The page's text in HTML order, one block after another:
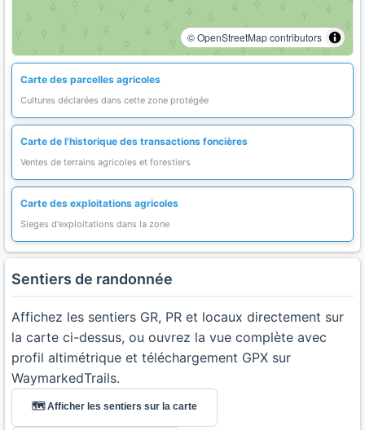
© OpenStreetMap contributors
Carte des parcelles agricoles
Cultures déclarées dans cette zone protégée
Carte de l'historique des transactions foncières
Ventes de terrains agricoles et forestiers
Carte des exploitations agricoles
Sieges d'exploitations dans la zone
Sentiers de randonnée
Affichez les sentiers GR, PR et locaux directement sur
la carte ci-dessus, ou ouvrez la vue complète avec
profil altimétrique et téléchargement GPX sur
WaymarkedTrails.
🗺️ Afficher les sentiers sur la carte